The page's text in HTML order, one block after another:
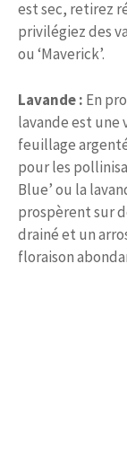
est sec, retirez
privilégiez des
ou ‘Maverick’.
Lavande : En
lavande est une
feuillage
pour les
Blue’ ou la
prospèrent sur
drainé et un
floraison